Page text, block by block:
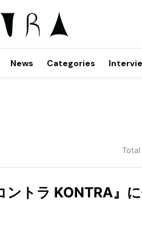
News Categories
ントラ KONTRA』